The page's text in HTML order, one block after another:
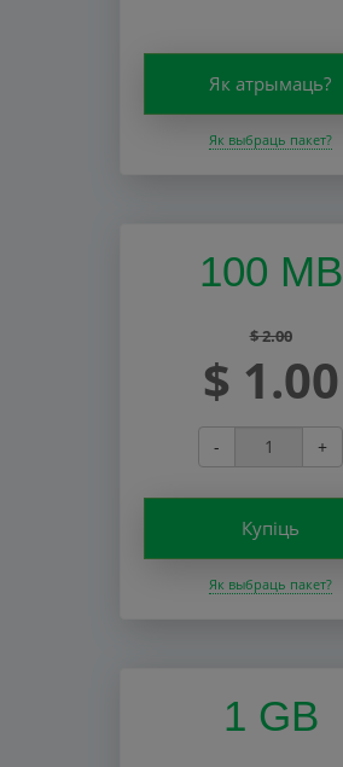
Як атрымаць?
Як выбраць пакет?
100 MB
$ 2.00
$ 1.00
- +
Купіць
Як выбраць пакет?
1 GB